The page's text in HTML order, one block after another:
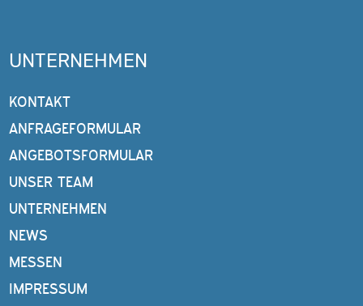
UNTERNEHMEN
KONTAKT
ANFRAGEFORMULAR
ANGEBOTSFORMULAR
UNSER TEAM
UNTERNEHMEN
NEWS
MESSEN
IMPRESSUM